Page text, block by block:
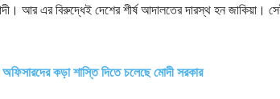
আর এর বিরুদ্ধেই দেশের শীর্ষ আদালতের দারস্থ হন জাকিয়া।
অফিসারদের কড়া শাস্তি দিতে চলেছে মোদী সরকার